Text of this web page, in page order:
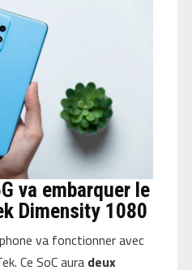
va embarquer le
Dimensity 1080
va fonctionner avec
Ce SoC aura deux